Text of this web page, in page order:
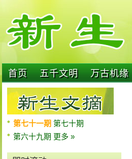
首页 五千文明 万古机缘
第七十一期 第七十期
第六十九期 更多 »